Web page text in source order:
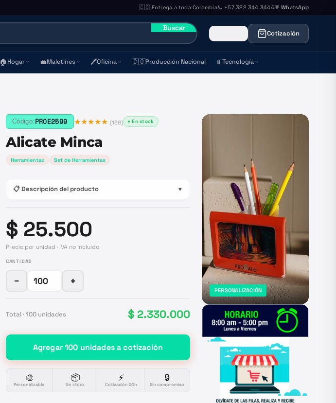
🇨🇴 Entrega a toda Colombia📞 +57 322 344 3444💬 WhatsApp
Buscar
Cotización
🏠Hogar 💼Maletines 🖊️Oficina 🇨🇴Producción Nacional 📱 Tecnología
Código: PROE2599 ★★★★★ (138) ● En stock
Alicate Minca
Herramientas Set de Herramientas
📋 Descripción del producto ▼
$ 25.500
Precio por unidad · IVA no incluido
CANTIDAD
− +
Total · 100 unidades $ 2.330.000
Agregar100 unidadesa cotización
🎨
Personalizable
📦
En stock
⚡
Cotización 24h
🔒
Sin compromiso
PERSONALIZACIÓN